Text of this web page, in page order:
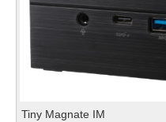
Tiny Magnate IM